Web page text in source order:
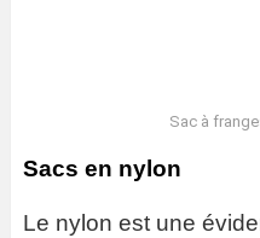
Sac à
Sacs en nylon
Le nylon est une